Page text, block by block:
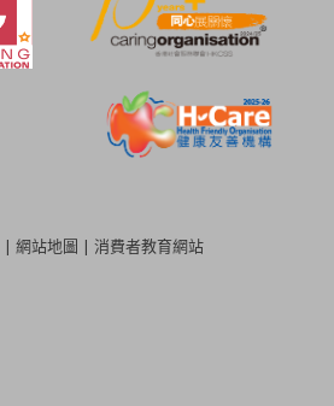
| 網站地圖 | 消費者教育網站